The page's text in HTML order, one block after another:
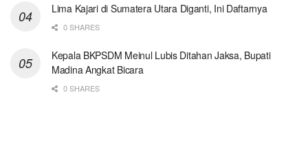
Lima Kajari di Sumatera Utara Diganti, Ini Daftarnya
0 SHARES
Kepala BKPSDM Meinul Lubis Ditahan Jaksa, Bupati
Madina Angkat Bicara
0 SHARES